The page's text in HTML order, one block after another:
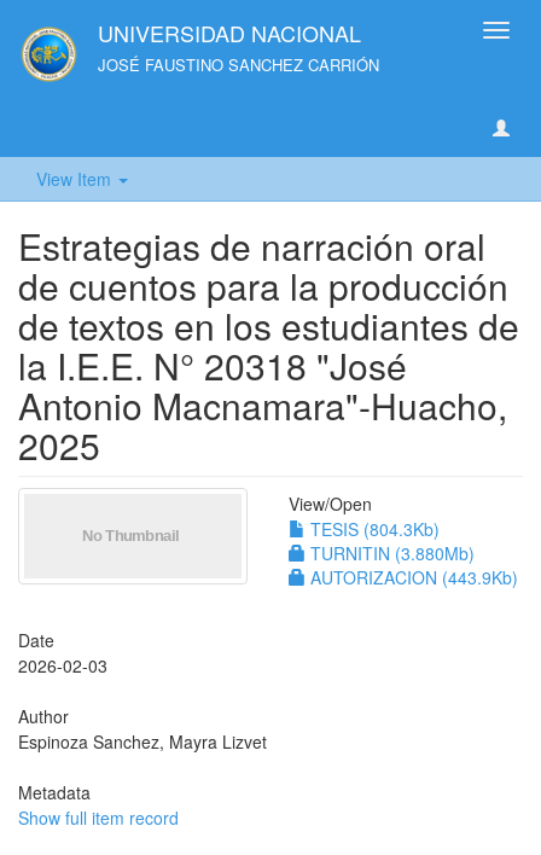
UNIVERSIDAD NACIONAL
JOSÉ FAUSTINO SANCHEZ CARRIÓN
View Item
Estrategias de narración oral
de cuentos para la producción
de textos en los estudiantes de
la I.E.E. N° 20318 "José
Antonio Macnamara"-Huacho,
2025
View/Open
TESIS (804.3Kb)
TURNITIN (3.880Mb)
AUTORIZACION (443.9Kb)
Date
2026-02-03
Author
Espinoza Sanchez, Mayra Lizvet
Metadata
Show full item record